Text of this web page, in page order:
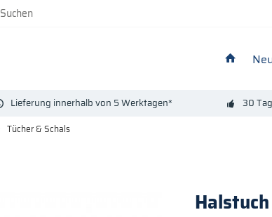
Suchen
Lieferung innerhalb von 5 Werktagen* 30
Tücher & Schals